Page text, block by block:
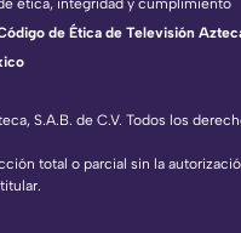
S.A.B. de C.V. Todos los
total o parcial sin la
ética, integridad y cumplimiento
de Ética de Televisión